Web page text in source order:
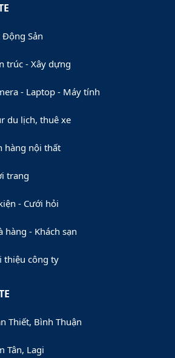
Động Sản
trúc - Xây dựng
- Laptop - Máy tính
du lịch, thuê xe
hàng nội thất
trang
- Cưới hỏi
hàng - Khách sạn
thiệu công ty
Thiết, Bình Thuận
Tân, Lagi